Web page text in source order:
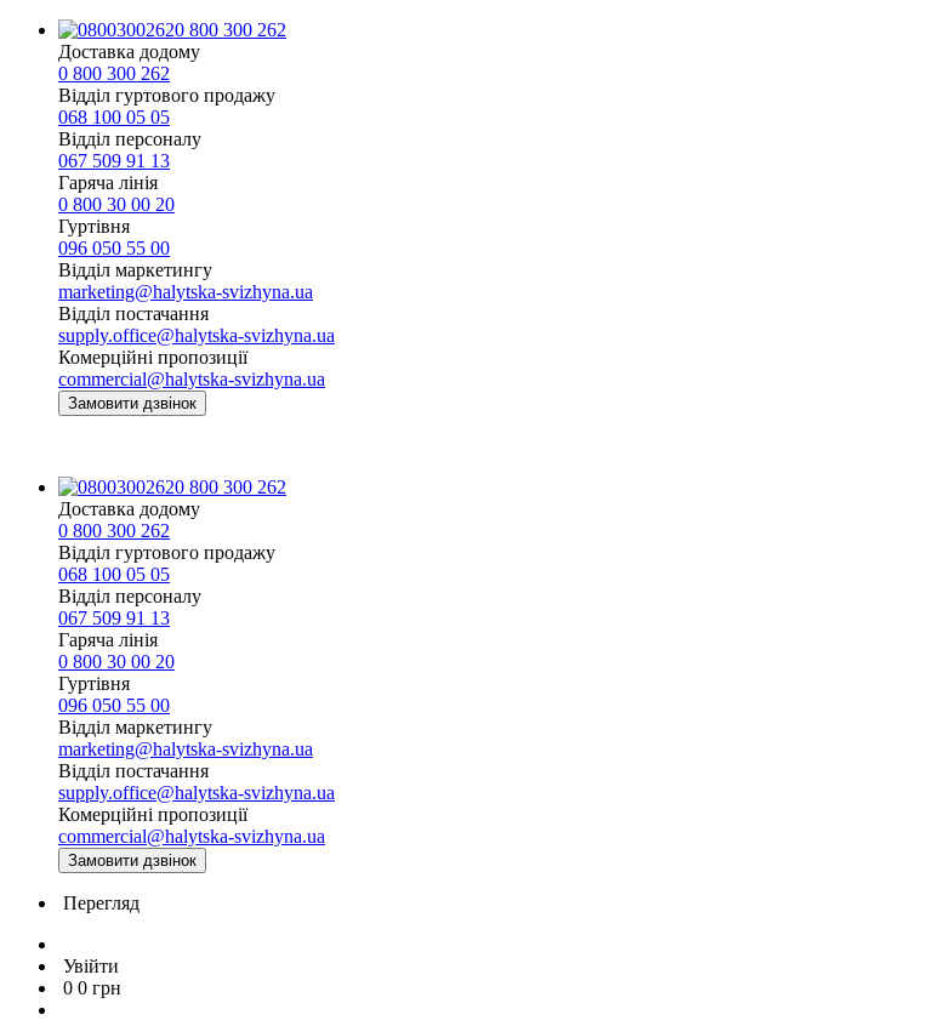
0 800 300 262
Доставка додому
0 800 300 262
Відділ гуртового продажу
068 100 05 05​
Відділ персоналу
067 509 91 13
Гаряча лінія
0 800 30 00 20
Гуртівня
096 050 55 00
Відділ маркетингу
marketing@halytska-svizhyna.ua
Відділ постачання
supply.office@halytska-svizhyna.ua
Комерційні пропозиції
commercial@halytska-svizhyna.ua
Замовити дзвінок
0 800 300 262
Доставка додому
0 800 300 262
Відділ гуртового продажу
068 100 05 05​
Відділ персоналу
067 509 91 13
Гаряча лінія
0 800 30 00 20
Гуртівня
096 050 55 00
Відділ маркетингу
marketing@halytska-svizhyna.ua
Відділ постачання
supply.office@halytska-svizhyna.ua
Комерційні пропозиції
commercial@halytska-svizhyna.ua
Замовити дзвінок
Перегляд
Увійти
0 0 грн